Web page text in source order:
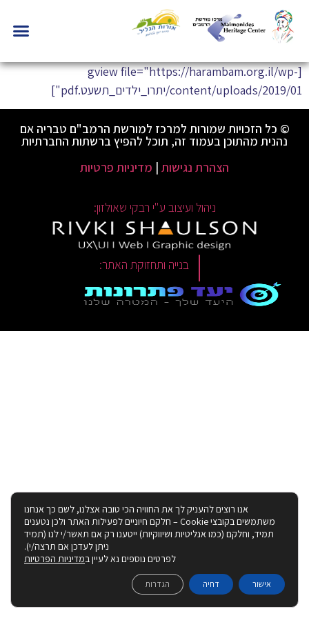
[gview file="https://harambam.org.il/wp-
content/uploads/2019/01/יתרו_ילדים_תשעט.pdf"]
© כל הזכויות שמורות למרכז למורשת הרמב"ם טבריה אם
נהנית מהתוכן בעמוד זה, תוכל להפיץ ברשתות החברתיות
הצהרת נגישות | מדיניות פרטיות
ניהול ועיצוב ע"י רבקי שאולזון:
| בנייה ותחזוקת האתר:
אנו רוצים להעניק לך את החוויה הכי טובה אצלנו, לשם כך אנחנו
משתמשים בקובצי Cookie – חלקם חיוניים לפעילות האתר ולכן נטענים
תמיד, וחלקם (כמו אנליטיות ושיווקיות) ייטענו רק אם תאשר/י לנו (תמיד
ניתן לעדכן אם תרצה/י).
לפרטים נוספים נא לעיין במדיניות הפרטיות
אישור דחיה הגדרות